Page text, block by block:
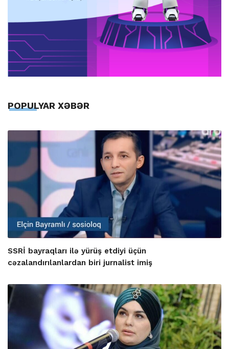
POPULYAR XƏBƏR
SSRİ bayraqları ilə yürüş etdiyi üçün
cəzalandırılanlardan biri jurnalist imiş